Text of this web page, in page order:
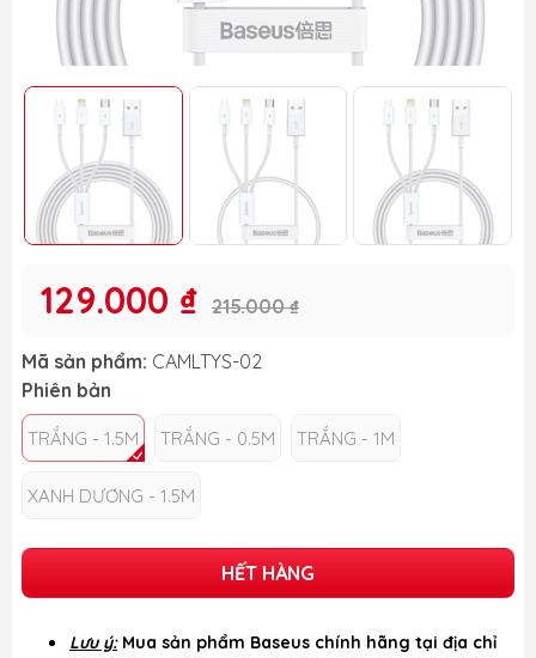
129.000 ₫ 215.000 ₫
Mã sản phẩm: CAMLTYS-02
Phiên bản
TRẮNG - 1.5M TRẮNG - 0.5M TRẮNG - 1M
XANH DƯƠNG - 1.5M
HẾT HÀNG
Lưu ý: Mua sản phẩm Baseus chính hãng tại địa chỉ